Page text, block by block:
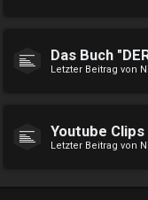
Das Buch
Letzter Beitrag von
Youtube
Letzter Beitrag von